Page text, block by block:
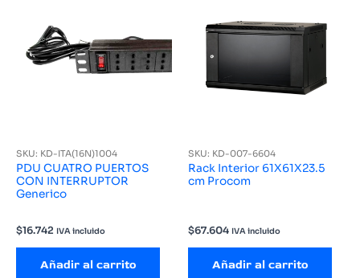
SKU: KD-ITA(16N)1004
PDU CUATRO PUERTOS
CON INTERRUPTOR
Generico
$16.742 IVA incluido
Añadir al carrito
SKU: KD-007-6604
Rack Interior 61X61X23.5
cm Procom
$67.604 IVA incluido
Añadir al carrito